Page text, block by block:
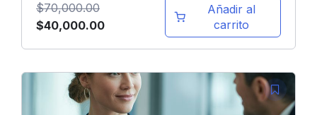
$70,000.00
El
$70,000.00.
$40,000.00El
es:
$40,000.00.
Añadir al
carrito